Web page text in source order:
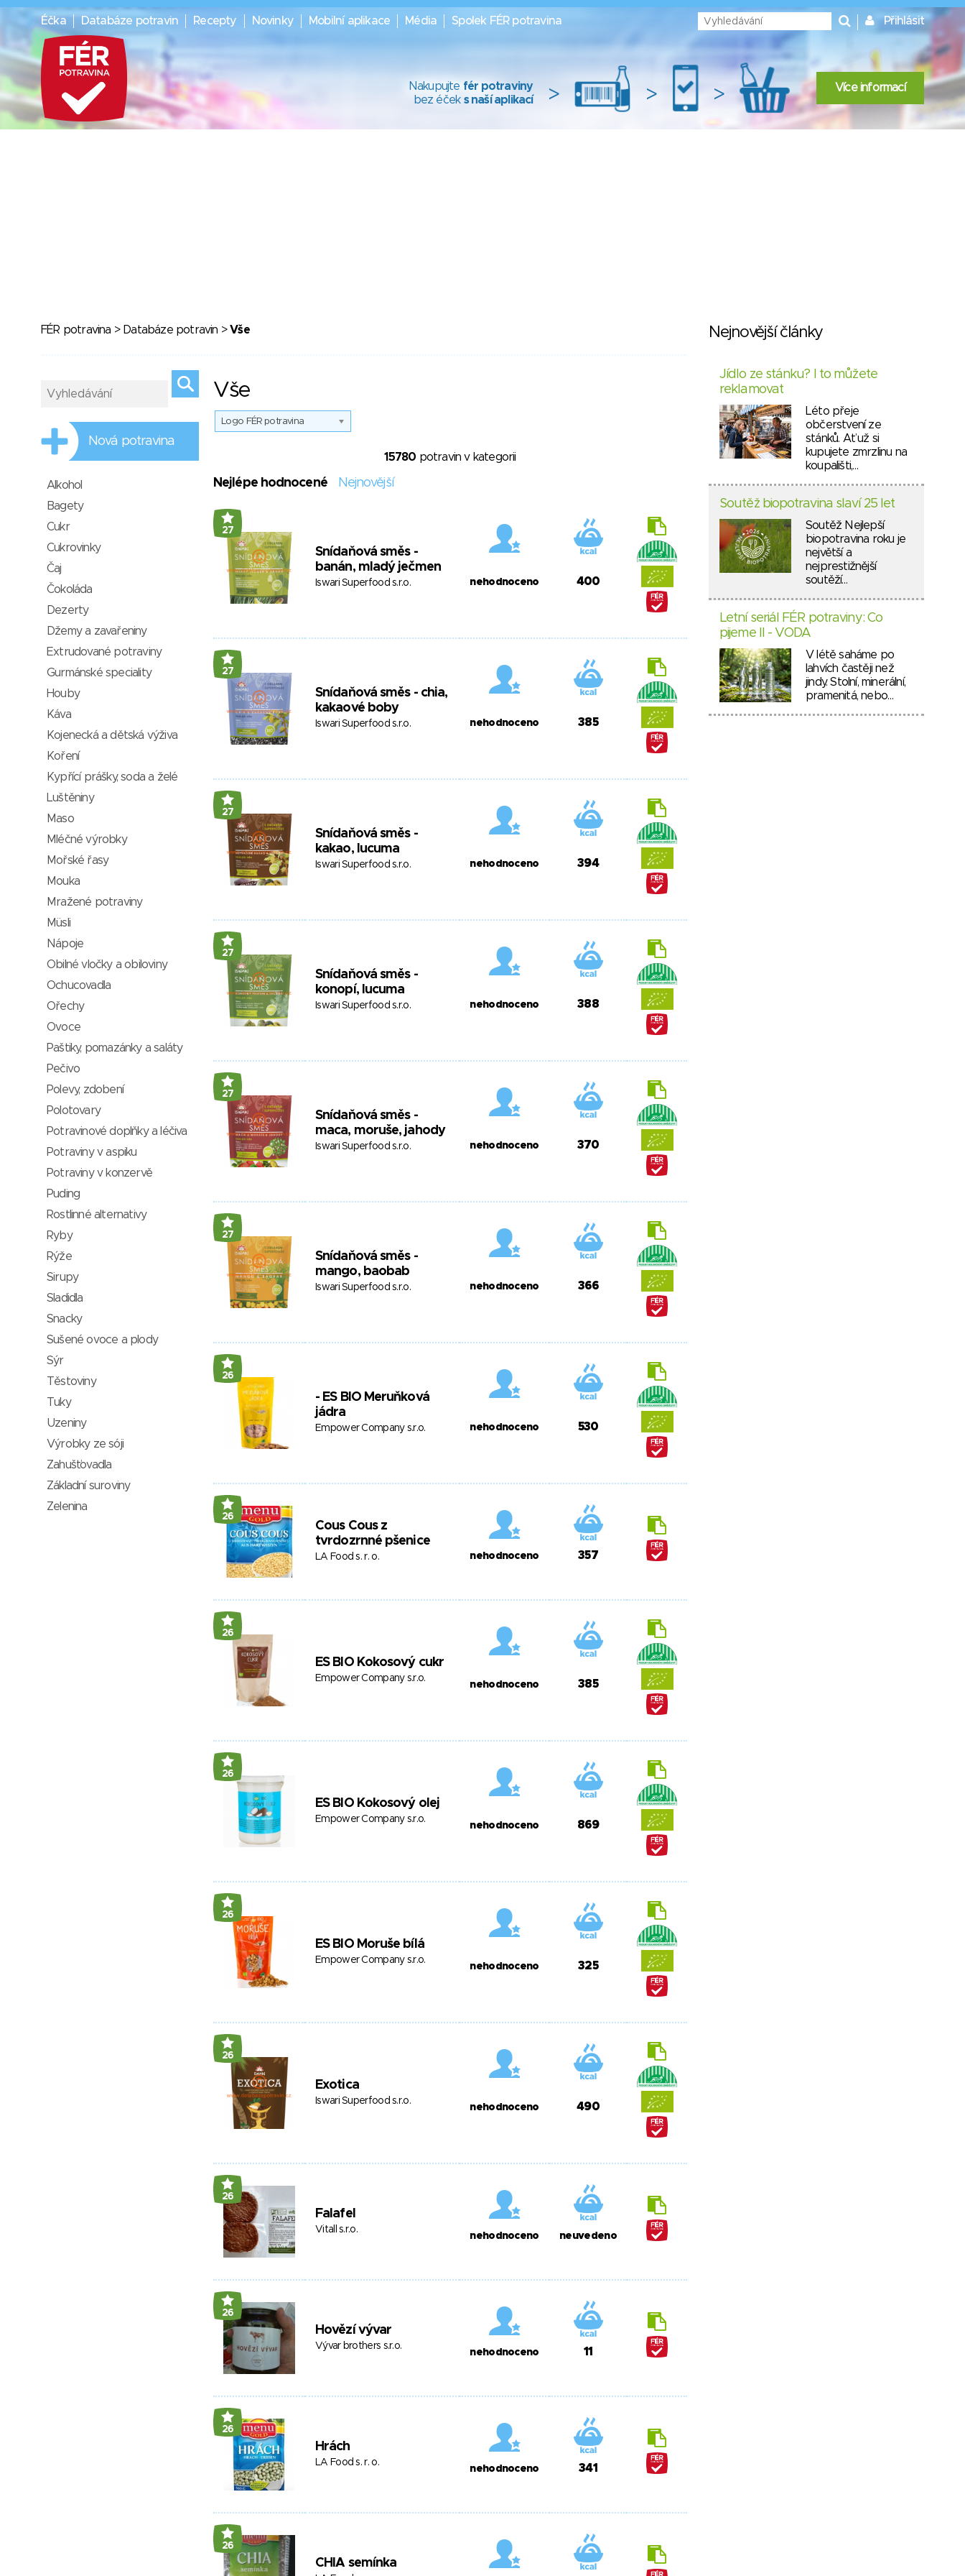
Éčka Databáze potravin Recepty Novinky Mobilní aplikace Média Spolek FÉR potravina Přihlásit
Nakupujte fér potraviny
bez éček s naší aplikací > > > Více informací
FÉR potravina > Databáze potravin >Vše
Vše
Logo FÉR potravina
15780 potravin v kategorii
Nejlépe hodnocené Nejnovější
27
Snídaňová směs -
banán, mladý ječmen
Iswari Superfood s.r.o. nehodnoceno 400
27
Snídaňová směs - chia,
kakaové boby
Iswari Superfood s.r.o. nehodnoceno 385
27
Snídaňová směs -
kakao, lucuma
Iswari Superfood s.r.o. nehodnoceno 394
27
Snídaňová směs -
konopí, lucuma
Iswari Superfood s.r.o. nehodnoceno 388
27
Snídaňová směs -
maca, moruše, jahody
Iswari Superfood s.r.o. nehodnoceno 370
27
Snídaňová směs -
mango, baobab
Iswari Superfood s.r.o. nehodnoceno 366
26
- ES BIO Meruňková
jádra
Empower Company s.r.o. nehodnoceno 530
26
Cous Cous z
tvrdozrnné pšenice
LA Food s. r. o. nehodnoceno 357
26
ES BIO Kokosový cukr
Empower Company s.r.o.
nehodnoceno 385
26
ES BIO Kokosový olej
Empower Company s.r.o.
nehodnoceno 869
26
ES BIO Moruše bílá
Empower Company s.r.o.
nehodnoceno 325
26
Exotica
Iswari Superfood s.r.o.
nehodnoceno 490
26
Falafel
Vitall s.r.o.
nehodnoceno neuvedeno
26
Hovězí vývar
Vývar brothers s.r.o.
nehodnoceno 11
26
Hrách
LA Food s. r. o.
nehodnoceno 341
26
CHIA semínka
Nová potravina
Alkohol
Bagety
Cukr
Cukrovinky
Čaj
Čokoláda
Dezerty
Džemy a zavařeniny
Extrudované potraviny
Gurmánské speciality
Houby
Káva
Kojenecká a dětská výživa
Koření
Kypřící prášky, soda a želé
Luštěniny
Maso
Mléčné výrobky
Mořské řasy
Mouka
Mražené potraviny
Müsli
Nápoje
Obilné vločky a obiloviny
Ochucovadla
Ořechy
Ovoce
Paštiky, pomazánky a saláty
Pečivo
Polevy, zdobení
Polotovary
Potravinové doplňky a léčiva
Potraviny v aspiku
Potraviny v konzervě
Puding
Rostlinné alternativy
Ryby
Rýže
Sirupy
Sladidla
Snacky
Sušené ovoce a plody
Sýr
Těstoviny
Tuky
Uzeniny
Výrobky ze sóji
Zahušťovadla
Základní suroviny
Zelenina
Nejnovější články
Jídlo ze stánku? I to můžete
reklamovat
Léto přeje
občerstvení ze
stánků. Ať už si
kupujete zmrzlinu na
koupališti,…
Soutěž biopotravina slaví 25 let
Soutěž Nejlepší
biopotravina roku je
největší a
nejprestižnější
soutěží…
Letní seriál FÉR potraviny: Co
pijeme II - VODA
V létě saháme po
lahvích častěji než
jindy. Stolní, minerální,
pramenitá, nebo…